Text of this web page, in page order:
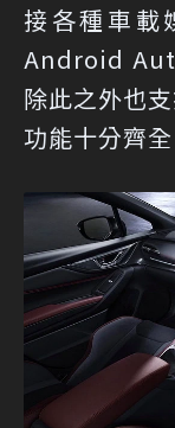
接各種車載
Android
除此之外也
功能十分齊全